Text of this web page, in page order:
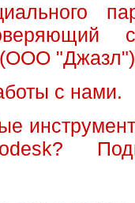
(ООО "Джазл")
с нами.